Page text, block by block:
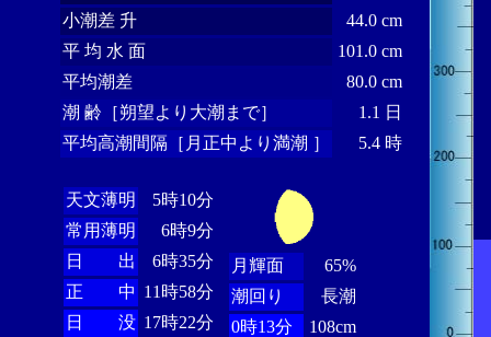
小潮差 升
44.0 cm
平 均 水 面
101.0 cm
平均潮差
80.0 cm
潮 齢［朔望より大潮まで］
1.1 日
平均高潮間隔［月正中より満潮 ］
5.4 時
天文薄明
5時10分
常用薄明
6時9分
日 出
6時35分
正 中 11時58分
日 没 17時22分
月輝面
65%
潮回り
長潮
0時13分
108cm